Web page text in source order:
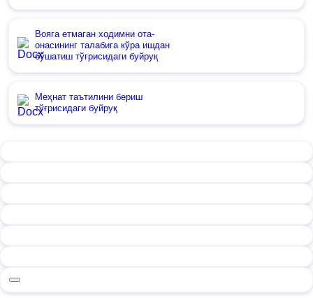
Вояга етмаган ходимни ота-
онасининг талабига кўра ишдан
бўшатиш тўғрисидаги буйруқ
Меҳнат таътилини бериш
тўғрисидаги буйруқ